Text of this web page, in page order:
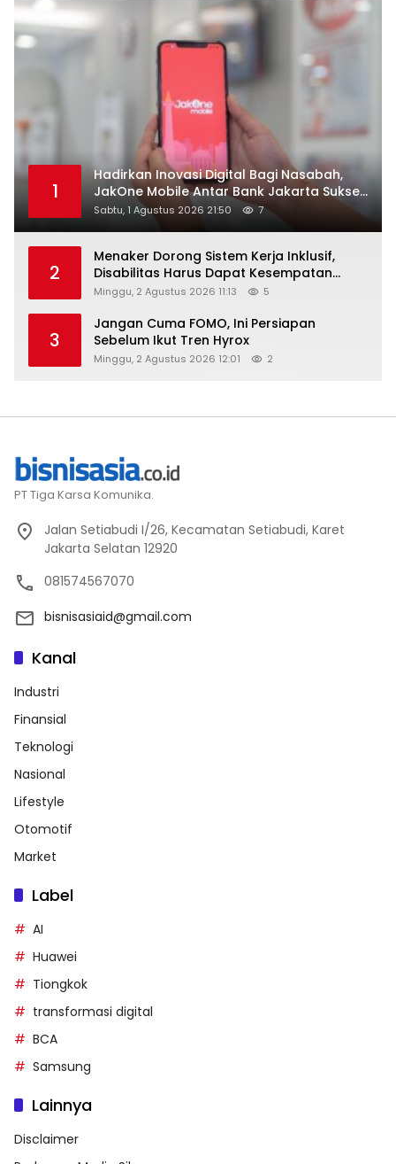
1
Hadirkan Inovasi Digital Bagi Nasabah,
JakOne Mobile Antar Bank Jakarta Sukses
Raih Digital Excellence Awards 2026
Sabtu, 1 Agustus 2026 21:50 7
2
Menaker Dorong Sistem Kerja Inklusif,
Disabilitas Harus Dapat Kesempatan
Setara
Minggu, 2 Agustus 2026 11:13 5
3
Jangan Cuma FOMO, Ini Persiapan
Sebelum Ikut Tren Hyrox
Minggu, 2 Agustus 2026 12:01 2
PT Tiga Karsa Komunika.
Jalan Setiabudi I/26, Kecamatan Setiabudi, Karet
Jakarta Selatan 12920
081574567070
bisnisasiaid@gmail.com
Kanal
Industri
Finansial
Teknologi
Nasional
Lifestyle
Otomotif
Market
Label
AI
Huawei
Tiongkok
transformasi digital
BCA
Samsung
Lainnya
Disclaimer